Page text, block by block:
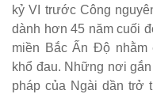
kỷ VI trước Công
dành hơn 45 năm cuối
miền Bắc Ấn Độ
khổ đau. Những nơi
pháp của Ngài dần trở